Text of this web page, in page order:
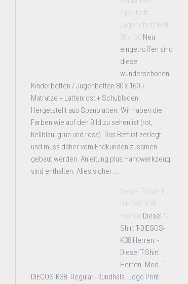
Spielbett
Jugendbett Bett
80×160 Neu
eingetroffen sind
diese
wunderschönen
Kinderbetten / Jugenbetten 80 x 160 +
Matratze + Lattenrost + Schubladen.
Hergetstellt aus Spanplatten. Wir haben die
Farben wie auf den Bild zu sehen ist (rot,
hellblau, grün und rosa). Das Bett ist zerlegt
und muss daher vom Endkunden zusamen
gebaut werden. Anleitung plus Handwerkzeug
sind enthalten. Alles sicher ...
Diesel T-Shirt T-
DIEGOS-K38
Herren Diesel T-
Shirt T-DIEGOS-
K38 Herren -
Diesel T-Shirt
Herren- Mod. T-
DIEGOS-K38- Regular- Rundhals- Logo Print-